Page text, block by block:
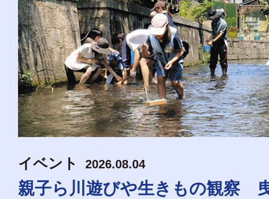
イベント 2026.08.04
親子ら川遊びや生きもの観察